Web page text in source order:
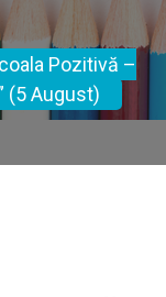
Pozitivă –
(5 August)